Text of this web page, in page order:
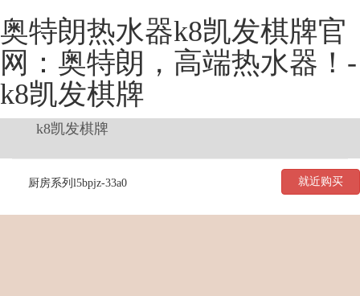
奥特朗热水器k8凯发棋牌官
网：奥特朗，高端热水器！-
k8凯发棋牌
k8凯发棋牌
厨房系列l5bpjz-33a0 就近购买